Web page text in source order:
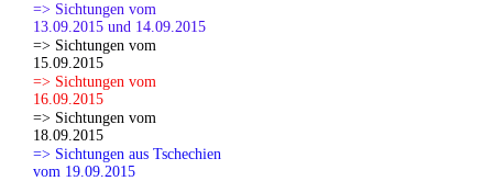
=> Sichtungen vom
13.09.2015 und 14.09.2015
=> Sichtungen vom
15.09.2015
=> Sichtungen vom
16.09.2015
=> Sichtungen vom
18.09.2015
=> Sichtungen aus Tschechien
vom 19.09.2015